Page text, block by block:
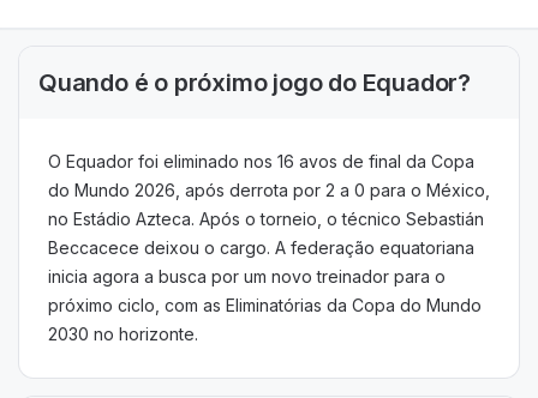
Quando é o próximo jogo do Equador?
O Equador foi eliminado nos 16 avos de final da Copa
do Mundo 2026, após derrota por 2 a 0 para o México,
no Estádio Azteca. Após o torneio, o técnico Sebastián
Beccacece deixou o cargo. A federação equatoriana
inicia agora a busca por um novo treinador para o
próximo ciclo, com as Eliminatórias da Copa do Mundo
2030 no horizonte.